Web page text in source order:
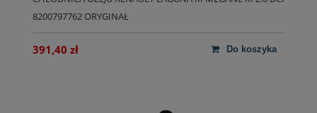
8200797762 ORYGINAŁ
391,40 zł do koszyka